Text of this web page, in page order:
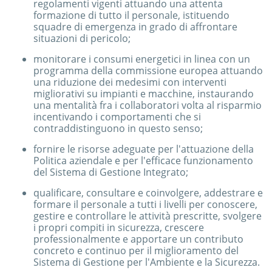
regolamenti vigenti attuando una attenta
formazione di tutto il personale, istituendo
squadre di emergenza in grado di affrontare
situazioni di pericolo;
monitorare i consumi energetici in linea con un
programma della commissione europea attuando
una riduzione dei medesimi con interventi
migliorativi su impianti e macchine, instaurando
una mentalità fra i collaboratori volta al risparmio
incentivando i comportamenti che si
contraddistinguono in questo senso;
fornire le risorse adeguate per l'attuazione della
Politica aziendale e per l'efficace funzionamento
del Sistema di Gestione Integrato;
qualificare, consultare e coinvolgere, addestrare e
formare il personale a tutti i livelli per conoscere,
gestire e controllare le attività prescritte, svolgere
i propri compiti in sicurezza, crescere
professionalmente e apportare un contributo
concreto e continuo per il miglioramento del
Sistema di Gestione per l'Ambiente e la Sicurezza.